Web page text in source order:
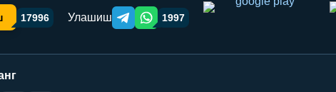
17996 Улашиш Telegram orqali ulashish
WhatsApp orqali ulashish
1997